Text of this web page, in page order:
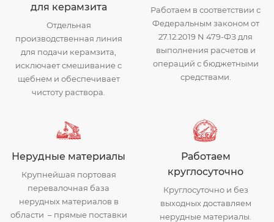
для керамзита
Отдельная
производственная линия
для подачи керамзита,
исключает смешивание с
щебнем и обеспечивает
чистоту раствора.
Работаем в соответствии с
Федеральным законом от
27.12.2019 N 479-ФЗ для
выполнения расчетов и
операций с бюджетными
средствами.
Нерудные материалы
Крупнейшая портовая
перевалочная база
нерудных материалов в
области – прямые поставки
Работаем
круглосуточно
Круглосуточно и без
выходных доставляем
нерудные материалы.